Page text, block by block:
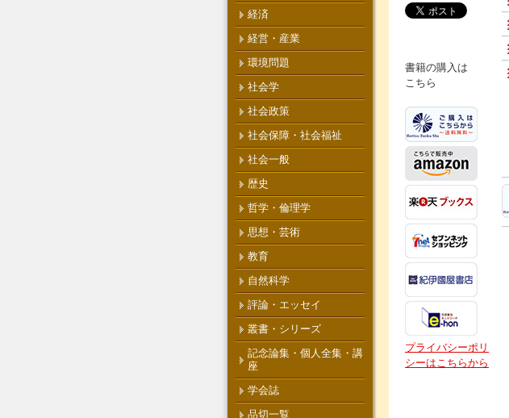
書籍の購入は
こちら
プライバシーポリ
シーはこちらから
経済
経営・産業
環境問題
社会学
社会政策
社会保障・社会福祉
社会一般
歴史
哲学・倫理学
思想・芸術
教育
自然科学
評論・エッセイ
叢書・シリーズ
記念論集・個人全集・講
座
学会誌
品切一覧